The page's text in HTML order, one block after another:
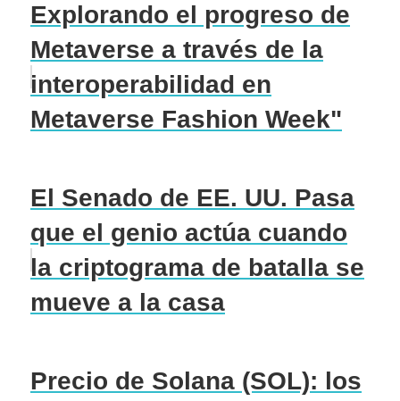
Explorando el progreso de
Metaverse a través de la
interoperabilidad en
Metaverse Fashion Week"
El Senado de EE. UU. Pasa
que el genio actúa cuando
la criptograma de batalla se
mueve a la casa
Precio de Solana (SOL): los